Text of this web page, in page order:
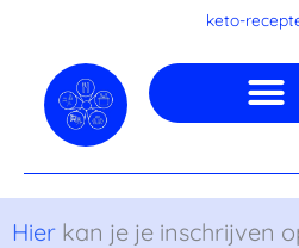
inhoud
keto-
Hier kan je je inschrijven